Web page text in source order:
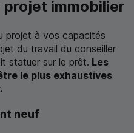
projet immobilier
projet à vos capacités
du travail du conseiller
statuer sur le prêt. Les
le plus exhaustives
neuf